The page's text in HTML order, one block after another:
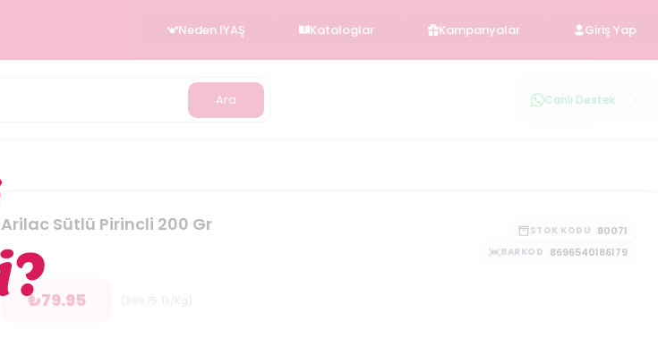
Neden IYAŞ Kataloglar Kampanyalar Giriş Yap
Ara Canlı Destek
Arilac Sütlü Pirincli 200 Gr STOK KODU 80071
BARKOD 8696540186179
₺79.95